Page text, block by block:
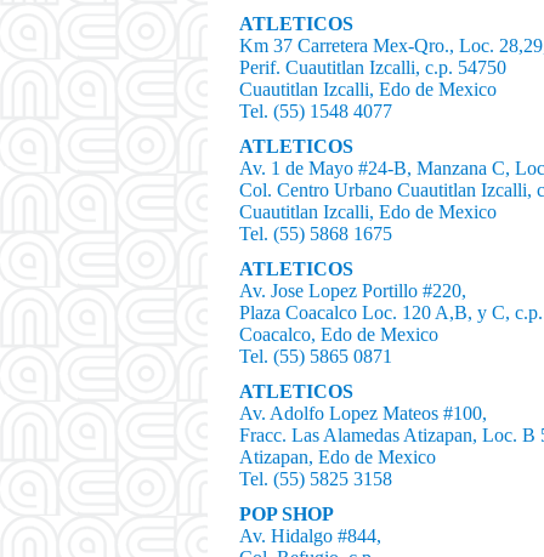
ATLETICOS
Km 37 Carretera Mex-Qro., Loc.
Perif. Cuautitlan Izcalli, c.p. 54750
Cuautitlan Izcalli, Edo de Mexico
Tel. (55) 1548 4077
ATLETICOS
Av. 1 de Mayo #24-B, Manzana C,
Col. Centro Urbano Cuautitlan Izcalli,
Cuautitlan Izcalli, Edo de Mexico
Tel. (55) 5868 1675
ATLETICOS
Av. Jose Lopez Portillo #220,
Plaza Coacalco Loc. 120 A,B, y C,
Coacalco, Edo de Mexico
Tel. (55) 5865 0871
ATLETICOS
Av. Adolfo Lopez Mateos #100,
Fracc. Las Alamedas Atizapan, Loc. B
Atizapan, Edo de Mexico
Tel. (55) 5825 3158
POP SHOP
Av. Hidalgo #844,